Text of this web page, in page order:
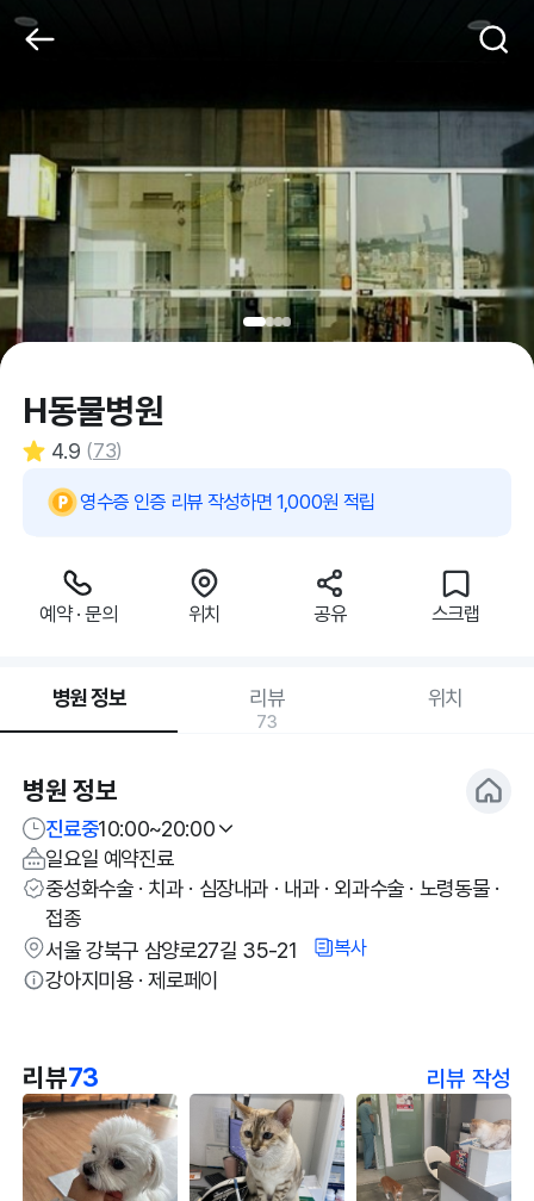
H동물병원
4.9 (73)
영수증 인증 리뷰 작성하면 1,000원 적립
예약 · 문의 위치 공유 스크랩
병원 정보 리뷰
73
위치
병원 정보
진료중10:00~20:00
일요일 예약진료
중성화수술 · 치과 · 심장내과 · 내과 · 외과수술 · 노령동물 ·
접종
서울 강북구 삼양로27길 35-21
복사
강아지미용 · 제로페이
리뷰73 리뷰 작성